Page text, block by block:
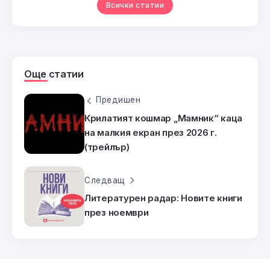
Всички статии
Още статии
Предишен
Крилатият кошмар „Мамник“ каца
на малкия екран през 2026 г.
(трейлър)
Следващ
Литературен радар: Новите книги
през ноември